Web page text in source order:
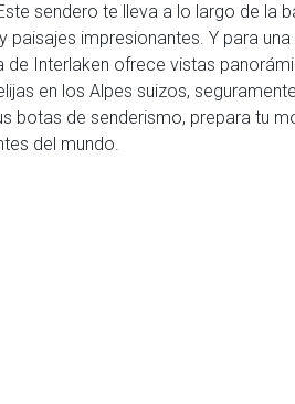
sendero te lleva a lo largo de la
paisajes impresionantes. Y para
de Interlaken ofrece vistas
en los Alpes suizos,
botas de senderismo, prepara tu
del mundo.